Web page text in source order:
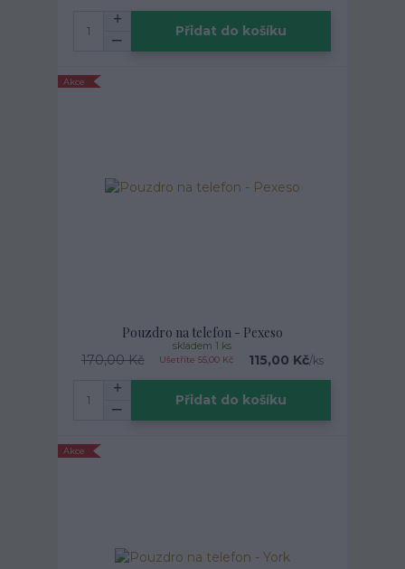
Přidat do košíku
Akce
Pouzdro na telefon - Pexeso
170,00 Kč Ušetříte 55,00 Kč 115,00 Kč/ks
skladem 1 ks
Přidat do košíku
Akce